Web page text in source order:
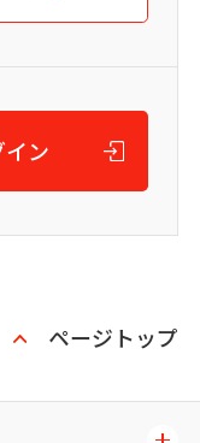
ン
ページトップ